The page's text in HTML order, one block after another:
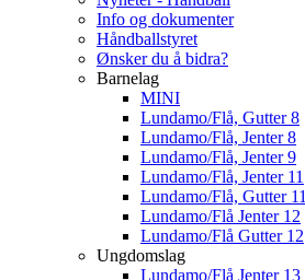
Info og dokumenter
Håndballstyret
Ønsker du å bidra?
Barnelag
MINI
Lundamo/Flå, Gutter 8
Lundamo/Flå, Jenter 8
Lundamo/Flå, Jenter 9
Lundamo/Flå, Jenter 11
Lundamo/Flå, Gutter 11
Lundamo/Flå Jenter 12
Lundamo/Flå Gutter 12
Ungdomslag
Lundamo/Flå Jenter 13